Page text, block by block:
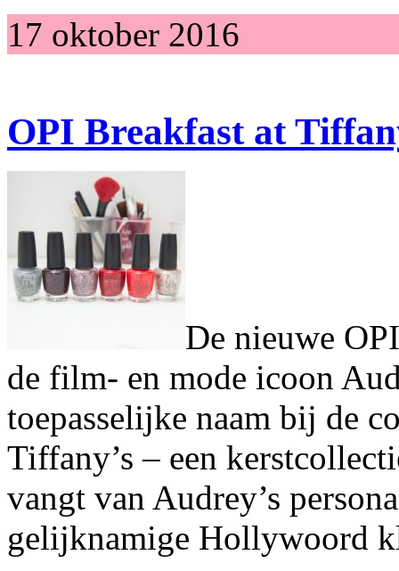
17 oktober 2016
OPI Breakfast at
De nieuwe
de film- en mode icoon
toepasselijke naam bij de
Tiffany’s – een
vangt van Audrey’s
gelijknamige Hollywoord